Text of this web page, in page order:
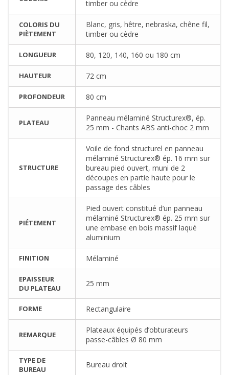
timber ou cèdre
COLORIS DU
PIÈTEMENT
Blanc, gris, hêtre, nebraska, chêne fil,
timber ou cèdre
LONGUEUR 80, 120, 140, 160 ou 180 cm
HAUTEUR 72 cm
PROFONDEUR 80 cm
PLATEAU
Panneau mélaminé Structurex®, ép.
25 mm - Chants ABS anti-choc 2 mm
STRUCTURE
Voile de fond structurel en panneau
mélaminé Structurex® ép. 16 mm sur
bureau pied ouvert, muni de 2
découpes en partie haute pour le
passage des câbles
PIÉTEMENT
Pied ouvert constitué d’un panneau
mélaminé Structurex® ép. 25 mm sur
une embase en bois massif laqué
aluminium
FINITION Mélaminé
EPAISSEUR
DU PLATEAU
25 mm
FORME Rectangulaire
REMARQUE
Plateaux équipés d’obturateurs
passe-câbles Ø 80 mm
TYPE DE
BUREAU
Bureau droit